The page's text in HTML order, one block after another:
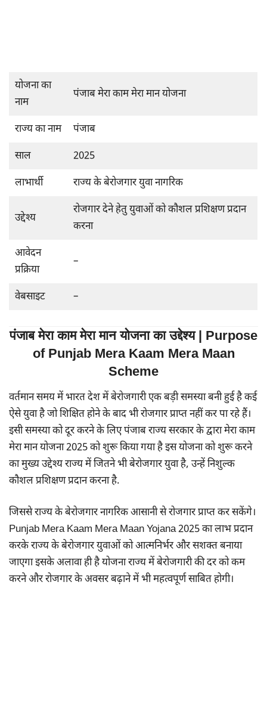
योजना का
नाम
पंजाब मेरा काम मेरा मान योजना
राज्य का नाम पंजाब
साल 2025
लाभार्थी राज्य के बेरोजगार युवा नागरिक
उद्देश्य
रोजगार देने हेतु युवाओं को कौशल प्रशिक्षण प्रदान
करना
आवेदन
प्रक्रिया
–
वेबसाइट –
पंजाब मेरा काम मेरा मान योजना का उद्देश्य | Purpose
of Punjab Mera Kaam Mera Maan
Scheme
वर्तमान समय में भारत देश में बेरोजगारी एक बड़ी समस्या बनी हुई है कई
ऐसे युवा है जो शिक्षित होने के बाद भी रोजगार प्राप्त नहीं कर पा रहे हैं।
इसी समस्या को दूर करने के लिए पंजाब राज्य सरकार के द्वारा मेरा काम
मेरा मान योजना 2025 को शुरू किया गया है इस योजना को शुरू करने
का मुख्य उद्देश्य राज्य में जितने भी बेरोजगार युवा है, उन्हें निशुल्क
कौशल प्रशिक्षण प्रदान करना है.
जिससे राज्य के बेरोजगार नागरिक आसानी से रोजगार प्राप्त कर सकेंगे।
Punjab Mera Kaam Mera Maan Yojana 2025 का लाभ प्रदान
करके राज्य के बेरोजगार युवाओं को आत्मनिर्भर और सशक्त बनाया
जाएगा इसके अलावा ही है योजना राज्य में बेरोजगारी की दर को कम
करने और रोजगार के अवसर बढ़ाने में भी महत्वपूर्ण साबित होगी।